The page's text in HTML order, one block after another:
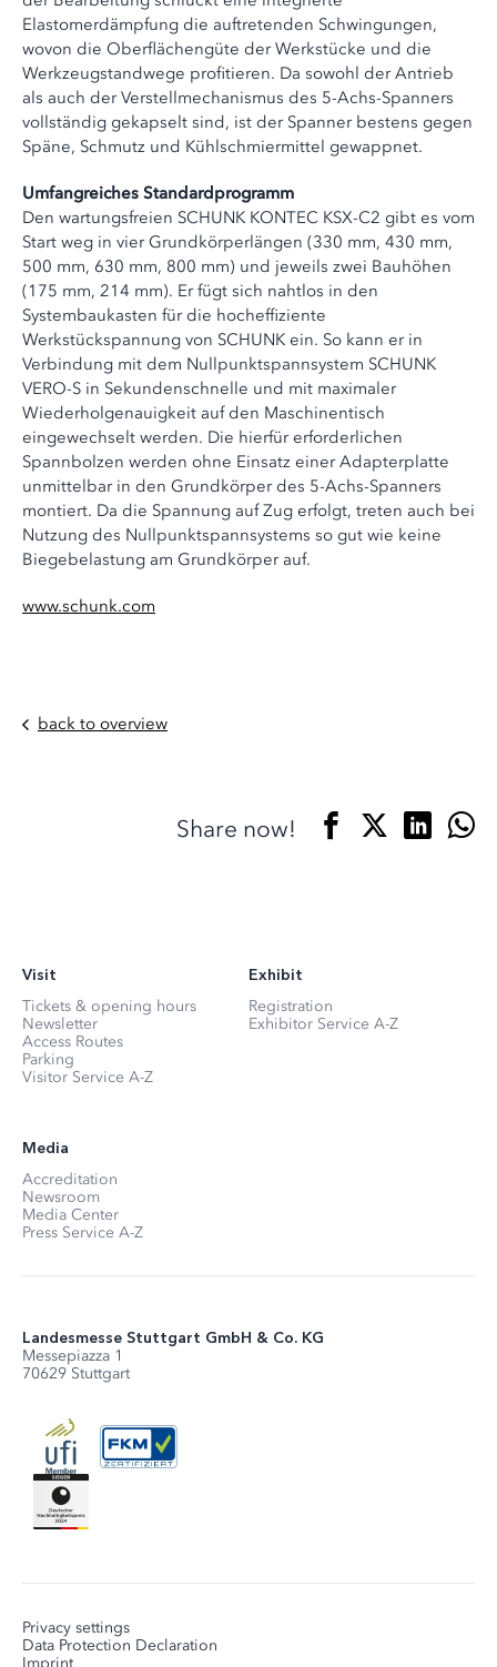
Elastomerdämpfung die auftretenden Schwingungen,
wovon die Oberflächengüte der Werkstücke und die
Werkzeugstandwege profitieren. Da sowohl der Antrieb
als auch der Verstellmechanismus des 5-Achs-Spanners
vollständig gekapselt sind, ist der Spanner bestens gegen
Späne, Schmutz und Kühlschmiermittel gewappnet.
Umfangreiches Standardprogramm
Den wartungsfreien SCHUNK KONTEC KSX-C2 gibt es vom
Start weg in vier Grundkörperlängen (330 mm, 430 mm,
500 mm, 630 mm, 800 mm) und jeweils zwei Bauhöhen
(175 mm, 214 mm). Er fügt sich nahtlos in den
Systembaukasten für die hocheffiziente
Werkstückspannung von SCHUNK ein. So kann er in
Verbindung mit dem Nullpunktspannsystem SCHUNK
VERO-S in Sekundenschnelle und mit maximaler
Wiederholgenauigkeit auf den Maschinentisch
eingewechselt werden. Die hierfür erforderlichen
Spannbolzen werden ohne Einsatz einer Adapterplatte
unmittelbar in den Grundkörper des 5-Achs-Spanners
montiert. Da die Spannung auf Zug erfolgt, treten auch bei
Nutzung des Nullpunktspannsystems so gut wie keine
Biegebelastung am Grundkörper auf.
www.schunk.com
back to overview
Share now!
Visit
Tickets & opening hours
Newsletter
Access Routes
Parking
Visitor Service A-Z
Exhibit
Registration
Exhibitor Service A-Z
Media
Accreditation
Newsroom
Media Center
Press Service A-Z
Landesmesse Stuttgart GmbH & Co. KG
Messepiazza 1
70629 Stuttgart
Privacy settings
Data Protection Declaration